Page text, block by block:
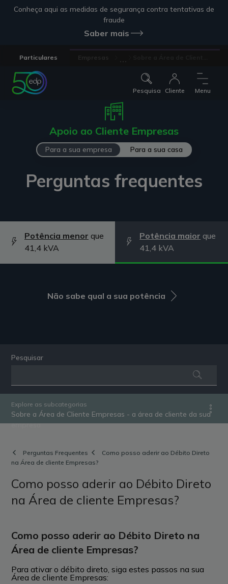
Conheça aqui as medidas de segurança contra tentativas de
fraude
Saber mais
Particulares
Pesquisa Cliente Menu
Apoio ao Cliente Empresas
Para a sua empresa Para a sua casa
Perguntas frequentes
Potência menor que
41,4 kVA
Potência maior que
41,4 kVA
Não sabe qual a sua potência
Pesquisar
Explore as subcategorias
Sobre a Área de Cliente Empresas - a área de cliente da sua
empresa
Perguntas Frequentes
Como posso aderir ao Débito Direto
na Área de cliente Empresas?
Como posso aderir ao Débito Direto
na Área de cliente Empresas?
Como posso aderir ao Débito Direto na
Área de cliente Empresas?
Para ativar o débito direto, siga estes passos na sua
Área de cliente Empresas: